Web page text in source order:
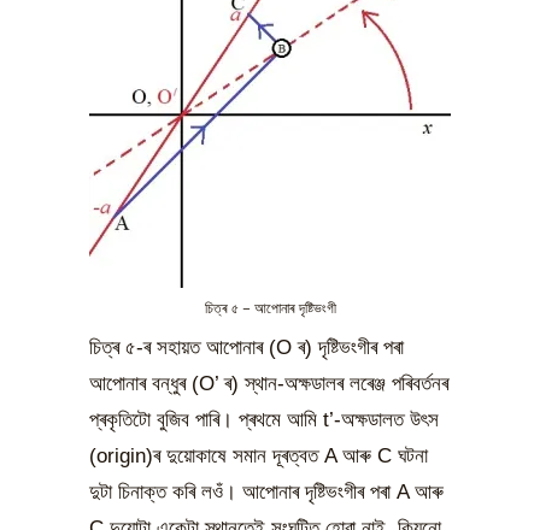
চিত্ৰ ৫ – আপোনাৰ দৃষ্টিভংগী
চিত্ৰ ৫-ৰ সহায়ত আপোনাৰ (O ৰ) দৃষ্টিভংগীৰ পৰা
আপোনাৰ বন্ধুৰ (O’ ৰ) স্থান-অক্ষডালৰ লৰেঞ্জ পৰিবৰ্তনৰ
প্ৰকৃতিটো বুজিব পাৰি। প্ৰথমে আমি t’-অক্ষডালত উৎস
(origin)ৰ দুয়োকাষে সমান দূৰত্বত A আৰু C ঘটনা
দুটা চিনাক্ত কৰি লওঁ। আপোনাৰ দৃষ্টিভংগীৰ পৰা A আৰু